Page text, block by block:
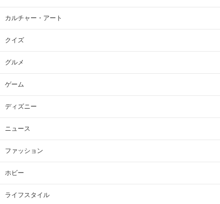
カルチャー・アート
クイズ
グルメ
ゲーム
ディズニー
ニュース
ファッション
ホビー
ライフスタイル